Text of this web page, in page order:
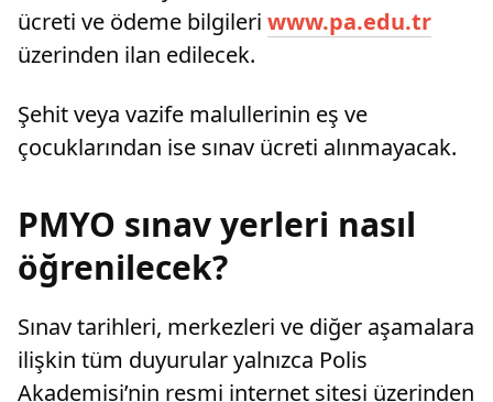
ücreti ve ödeme bilgileri www.pa.edu.tr
üzerinden ilan edilecek.
Şehit veya vazife malullerinin eş ve
çocuklarından ise sınav ücreti alınmayacak.
PMYO sınav yerleri nasıl
öğrenilecek?
Sınav tarihleri, merkezleri ve diğer aşamalara
ilişkin tüm duyurular yalnızca Polis
Akademisi’nin resmi internet sitesi üzerinden